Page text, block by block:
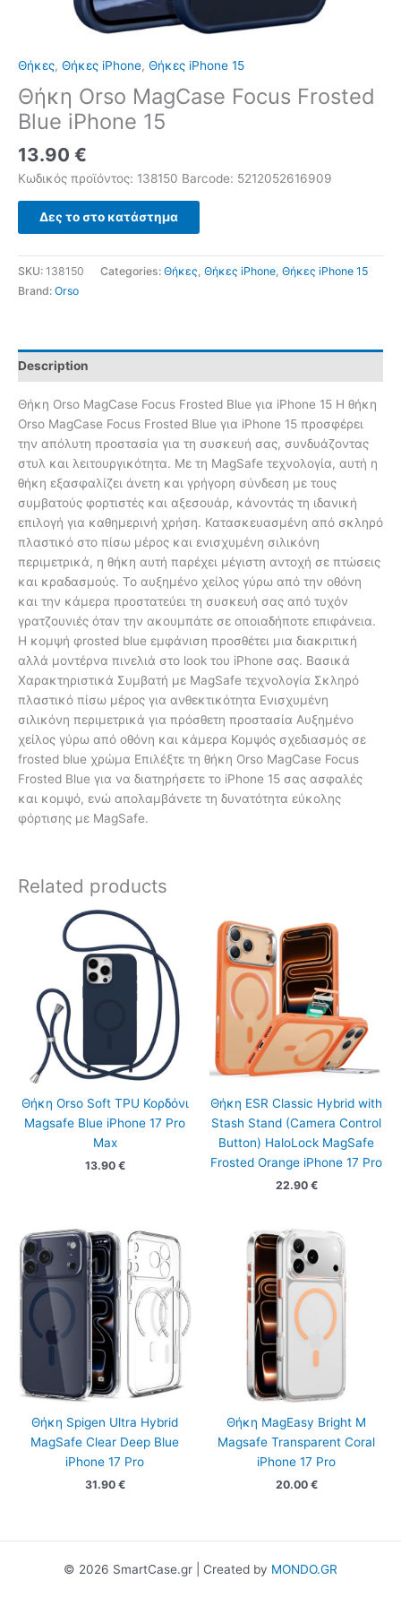
Θήκες, Θήκες iPhone, Θήκες iPhone 15
Θήκη Orso MagCase Focus Frosted
Blue iPhone 15
13.90 €
Κωδικός προϊόντος: 138150 Barcode: 5212052616909
Δες το στο κατάστημα
SKU: 138150 Categories: Θήκες Θήκες iPhone Θήκες iPhone 15
Brand: Orso
Description
Θήκη Orso MagCase Focus Frosted Blue για iPhone 15 Η θήκη
Orso MagCase Focus Frosted Blue για iPhone 15 προσφέρει
την απόλυτη προστασία για τη συσκευή σας, συνδυάζοντας
στυλ και λειτουργικότητα. Με τη MagSafe τεχνολογία, αυτή η
θήκη εξασφαλίζει άνετη και γρήγορη σύνδεση με τους
συμβατούς φορτιστές και αξεσουάρ, κάνοντάς τη ιδανική
επιλογή για καθημερινή χρήση. Κατασκευασμένη από σκληρό
πλαστικό στο πίσω μέρος και ενισχυμένη σιλικόνη
περιμετρικά, η θήκη αυτή παρέχει μέγιστη αντοχή σε πτώσεις
και κραδασμούς. Το αυξημένο χείλος γύρω από την οθόνη
και την κάμερα προστατεύει τη συσκευή σας από τυχόν
γρατζουνιές όταν την ακουμπάτε σε οποιαδήποτε επιφάνεια.
Η κομψή φrosted blue εμφάνιση προσθέτει μια διακριτική
αλλά μοντέρνα πινελιά στο look του iPhone σας. Βασικά
Χαρακτηριστικά Συμβατή με MagSafe τεχνολογία Σκληρό
πλαστικό πίσω μέρος για ανθεκτικότητα Ενισχυμένη
σιλικόνη περιμετρικά για πρόσθετη προστασία Αυξημένο
χείλος γύρω από οθόνη και κάμερα Κομψός σχεδιασμός σε
frosted blue χρώμα Επιλέξτε τη θήκη Orso MagCase Focus
Frosted Blue για να διατηρήσετε το iPhone 15 σας ασφαλές
και κομψό, ενώ απολαμβάνετε τη δυνατότητα εύκολης
φόρτισης με MagSafe.
Related products
Θήκη Orso Soft TPU Κορδόνι
Magsafe Blue iPhone 17 Pro
Max
13.90 €
Θήκη ESR Classic Hybrid with
Stash Stand (Camera Control
Button) HaloLock MagSafe
Frosted Orange iPhone 17 Pro
22.90 €
Θήκη Spigen Ultra Hybrid
MagSafe Clear Deep Blue
iPhone 17 Pro
31.90 €
Θήκη MagEasy Bright M
Magsafe Transparent Coral
iPhone 17 Pro
20.00 €
© 2026 SmartCase.gr | Created by MONDO.GR